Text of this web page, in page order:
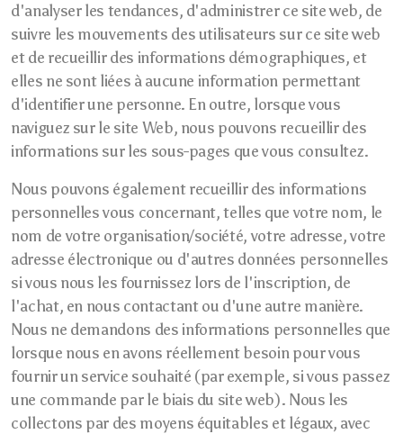
d'analyser les tendances, d'administrer ce site web, de
suivre les mouvements des utilisateurs sur ce site web
et de recueillir des informations démographiques, et
elles ne sont liées à aucune information permettant
d'identifier une personne. En outre, lorsque vous
naviguez sur le site Web, nous pouvons recueillir des
informations sur les sous-pages que vous consultez.
Nous pouvons également recueillir des informations
personnelles vous concernant, telles que votre nom, le
nom de votre organisation/société, votre adresse, votre
adresse électronique ou d'autres données personnelles
si vous nous les fournissez lors de l'inscription, de
l'achat, en nous contactant ou d'une autre manière.
Nous ne demandons des informations personnelles que
lorsque nous en avons réellement besoin pour vous
fournir un service souhaité (par exemple, si vous passez
une commande par le biais du site web). Nous les
collectons par des moyens équitables et légaux, avec